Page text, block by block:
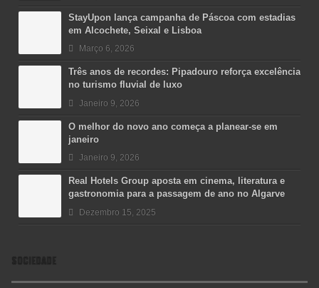
StayUpon lança campanha de Páscoa com estadias
em Alcochete, Seixal e Lisboa
Março 6, 2026
Três anos de recordes: Pipadouro reforça excelência
no turismo fluvial de luxo
Janeiro 9, 2026
O melhor do novo ano começa a planear-se em
janeiro
Janeiro 9, 2026
Real Hotels Group aposta em cinema, literatura e
gastronomia para a passagem de ano no Algarve
Dezembro 15, 2025
SOCIEDADE